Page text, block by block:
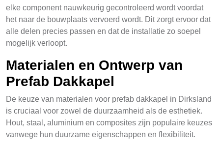
elke component nauwkeurig gecontroleerd wordt voordat
het naar de bouwplaats vervoerd wordt. Dit zorgt ervoor dat
alle delen precies passen en dat de installatie zo soepel
mogelijk verloopt.
Materialen en Ontwerp van
Prefab Dakkapel
De keuze van materialen voor prefab dakkapel in Dirksland
is cruciaal voor zowel de duurzaamheid als de esthetiek.
Hout, staal, aluminium en composites zijn populaire keuzes
vanwege hun duurzame eigenschappen en flexibiliteit.